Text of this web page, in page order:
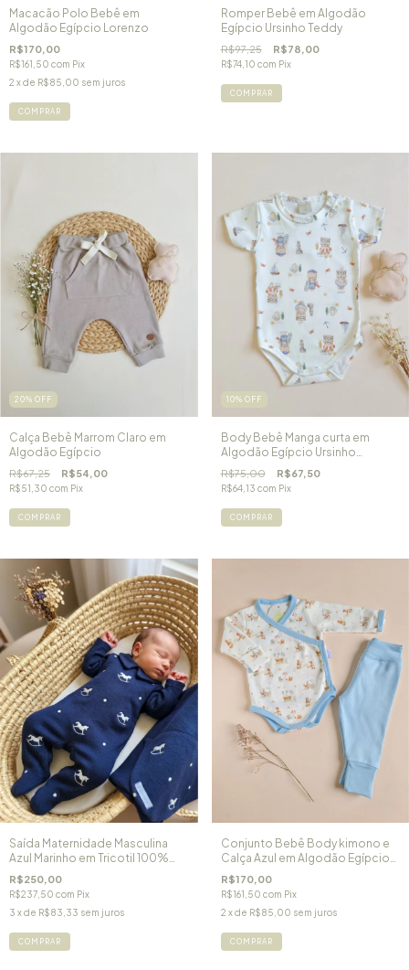
Macacão Polo Bebê em
Algodão Egípcio Lorenzo
R$170,00
R$161,50 com Pix
2 x de R$85,00 sem juros
COMPRAR
Romper Bebê em Algodão
Egípcio Ursinho Teddy
R$97,25 R$78,00
R$74,10 com Pix
COMPRAR
20% OFF
Calça Bebê Marrom Claro em
Algodão Egípcio
R$67,25 R$54,00
R$51,30 com Pix
COMPRAR
10% OFF
Body Bebê Manga curta em
Algodão Egípcio Ursinho
Marinheiro - P ao G
R$75,00 R$67,50
R$64,13 com Pix
COMPRAR
Saída Maternidade Masculina
Azul Marinho em Tricotil 100%
Algodão Cavalinho de Pau
R$250,00
R$237,50 com Pix
3 x de R$83,33 sem juros
COMPRAR
Conjunto Bebê Body kimono e
Calça Azul em Algodão Egípcio
Bichinhos na Praia
R$170,00
R$161,50 com Pix
2 x de R$85,00 sem juros
COMPRAR